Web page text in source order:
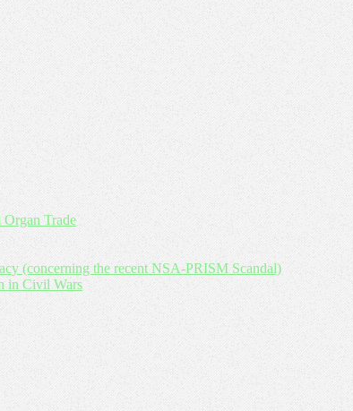
Trade
(concerning the recent NSA-PRISM Scandal)
in Civil Wars